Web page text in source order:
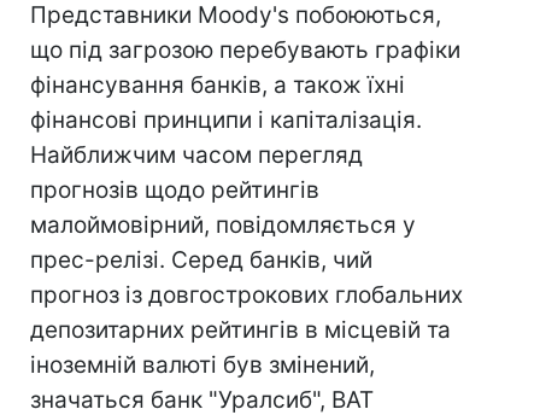
Представники Moody's побоюються,
що під загрозою перебувають графіки
фінансування банків, а також їхні
фінансові принципи і капіталізація.
Найближчим часом перегляд
прогнозів щодо рейтингів
малоймовірний, повідомляється у
прес-релізі. Серед банків, чий
прогноз із довгострокових глобальних
депозитарних рейтингів в місцевій та
іноземній валюті був змінений,
значаться банк "Уралсиб", ВАТ